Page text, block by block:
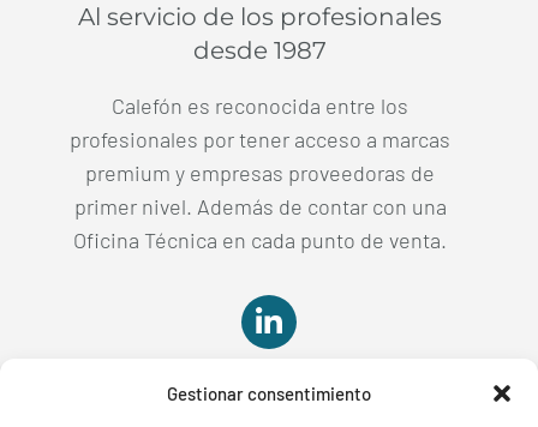
Gestionar consentimiento
Al servicio de los profesionales
desde 1987
Calefón es reconocida entre los
profesionales por tener acceso a marcas
premium y empresas proveedoras de
primer nivel. Además de contar con una
Oficina Técnica en cada punto de venta.

